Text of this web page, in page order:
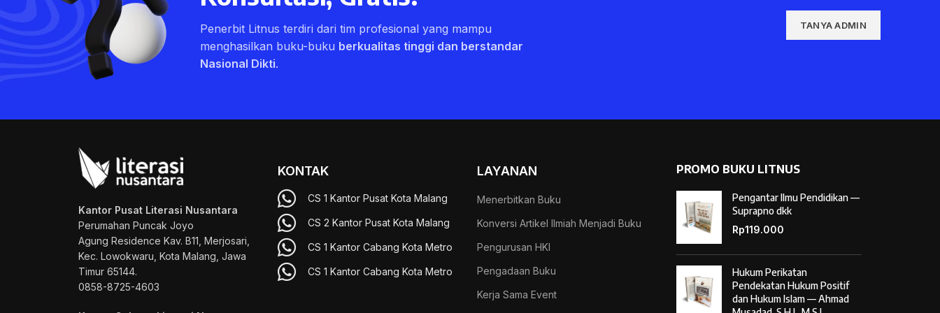
Penerbit Litnus terdiri dari tim profesional yang mampu
menghasilkan buku-buku berkualitas tinggi dan berstandar
Nasional Dikti.
TANYA ADMIN
Kantor Pusat Literasi Nusantara
Perumahan Puncak Joyo
Agung Residence Kav. B11, Merjosari,
Kec. Lowokwaru, Kota Malang, Jawa
Timur 65144.
0858-8725-4603
KONTAK
CS 1 Kantor Pusat Kota Malang
CS 2 Kantor Pusat Kota Malang
CS 1 Kantor Cabang Kota Metro
CS 1 Kantor Cabang Kota Metro
LAYANAN
Menerbitkan Buku
Konversi Artikel Ilmiah Menjadi Buku
Pengurusan HKI
Pengadaan Buku
Kerja Sama Event
PROMO BUKU LITNUS
Pengantar Ilmu Pendidikan —
Suprapno dkk
Rp119.000
Hukum Perikatan
Pendekatan Hukum Positif
dan Hukum Islam — Ahmad